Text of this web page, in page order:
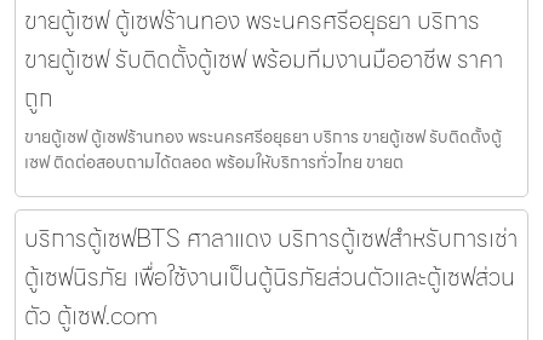
ขายตู้เซฟ ตู้เซฟร้านทอง พระนครศรีอยุธยา บริการ
ขายตู้เซฟ รับติดตั้งตู้เซฟ พร้อมทีมงานมืออาชีพ ราคา
ถูก
ขายตู้เซฟ ตู้เซฟร้านทอง พระนครศรีอยุธยา บริการ ขายตู้เซฟ รับติดตั้งตู้
เซฟ ติดต่อสอบถามได้ตลอด พร้อมให้บริการทั่วไทย ขายต
บริการตู้เซฟBTS ศาลาแดง บริการตู้เซฟสำหรับการเช่า
ตู้เซฟนิรภัย เพื่อใช้งานเป็นตู้นิรภัยส่วนตัวและตู้เซฟส่วน
ตัว ตู้เซฟ.com